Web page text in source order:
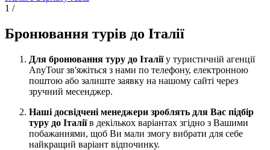
1 /
Бронювання турів до Італії
Для бронювання туру до Італіїу туристичній агенції
AnyTour зв'яжіться з нами по телефону, електронною
поштою або залиште заявку на нашому сайті через
зручний месенджер.
Наші досвідчені менеджери зроблять для Вас підбір
туру до Італіїв декількох варіантах згідно з Вашими
побажаннями, щоб Ви мали змогу вибрати для себе
найкращий варіант відпочинку.